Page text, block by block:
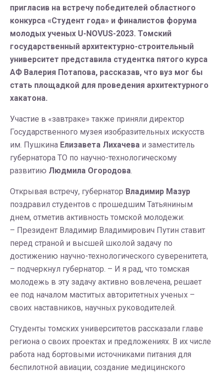
пригласив на встречу победителей областного
конкурса «Студент года» и финалистов форума
молодых ученых U-NOVUS-2023. Томский
государственный архитектурно-строительный
университет представила студентка пятого курса
АФ Валерия Потапова, рассказав, что вуз мог бы
стать площадкой для проведения архитектурного
хакатона.
Участие в «завтраке» также приняли директор
Государственного музея изобразительных искусств
им. Пушкина Елизавета Лихачева и заместитель
губернатора ТО по научно-технологическому
развитию Людмила Огородова.
Открывая встречу, губернатор Владимир Мазур
поздравил студентов с прошедшим Татьяниным
днем, отметив активность томской молодежи:
– Президент Владимир Владимирович Путин ставит
перед страной и высшей школой задачу по
достижению научно-технологического суверенитета,
– подчеркнул губернатор. – И я рад, что томская
молодежь в эту задачу активно вовлечена, решает
ее под началом маститых авторитетных ученых –
своих наставников, научных руководителей.
Студенты томских университетов рассказали главе
региона о своих проектах и предложениях. В их числе
работа над бортовыми источниками питания для
беспилотной авиации, создание медицинского